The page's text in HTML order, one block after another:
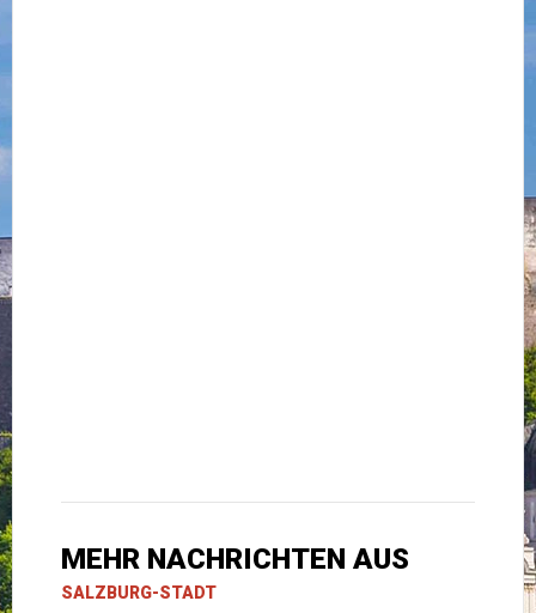
MEHR NACHRICHTEN AUS
SALZBURG-STADT